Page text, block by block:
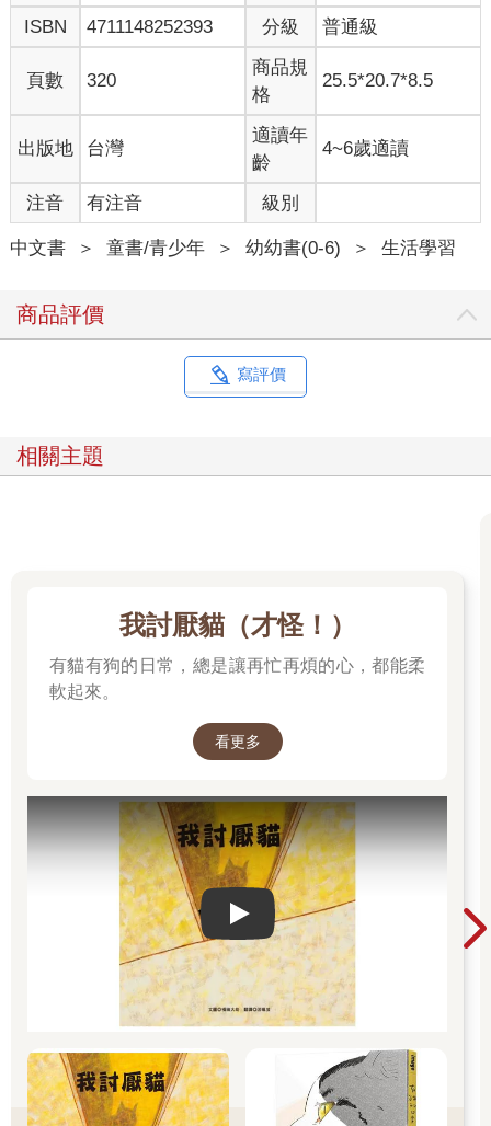
ISBN
4711148252393 分級 普通級
頁數 320
商品規
格
25.5*20.7*8.5
出版地 台灣
適讀年
齡
4~6歲適讀
注音 有注音 級別
中文書 ＞ 童書/青少年 ＞ 幼幼書(0-6) ＞ 生活學習
商品評價
寫評價
相關主題
我討厭貓（才怪！）
有貓有狗的日常，總是讓再忙再煩的心，都能柔
軟起來。
看更多
Play video